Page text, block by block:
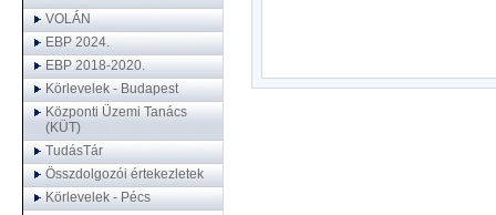
VOLÁN
EBP 2024.
EBP 2018-2020.
Körlevelek - Budapest
Központi Üzemi Tanács
(KÜT)
TudásTár
Összdolgozói értekezletek
Körlevelek - Pécs